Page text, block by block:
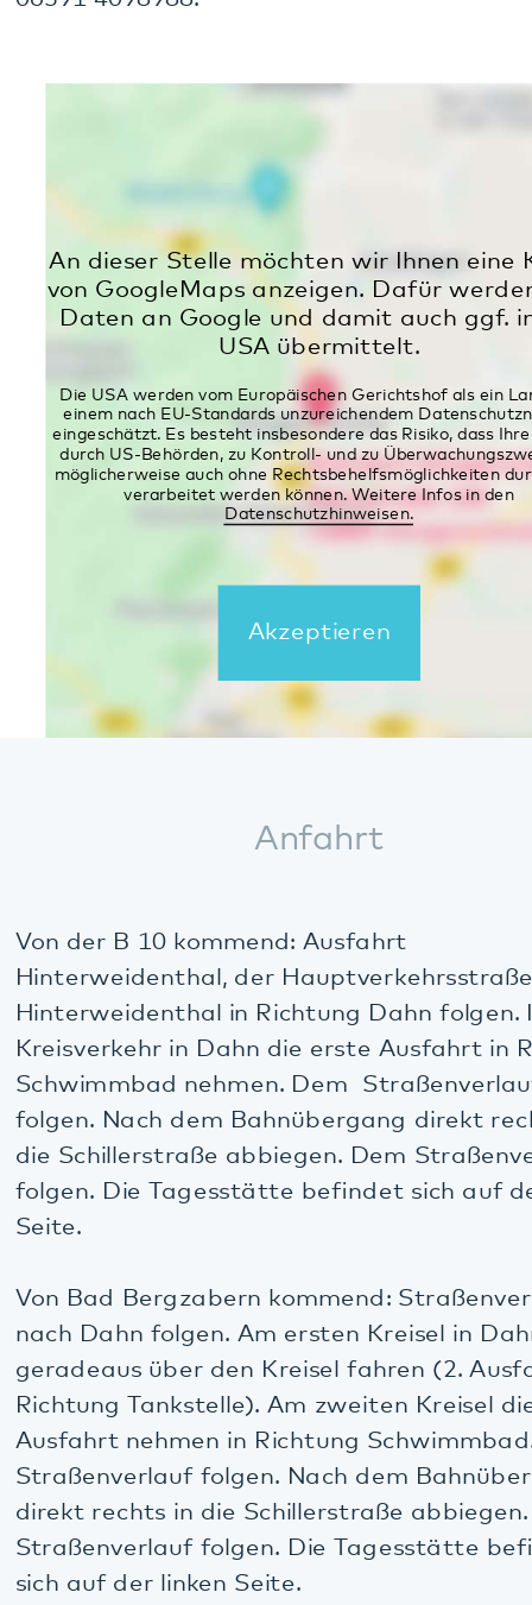
07.12.2026· Digitale Veranstaltung
Alle Veranstaltungen
Aktuelles
Informationsabend des
Adoleszentenzentrum im Pfalzklinikum
31.07.2026
Ausstellung „NS-Psychiatrie in der Pfalz“
im August an einem Sonntag offen
Hilfe wird so schnell wie möglich benötigt?
In dringenden Fällen erreichen Sie uns
06349 900-2020
Weitere Notfallnummern finden Sie hier
Diese Seite teilen:
FacebookLinkedInE-Mail
Kommunikation & Marketing